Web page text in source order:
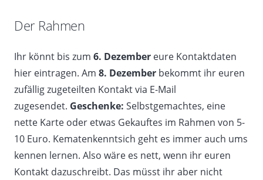
Der Rahmen
Ihr könnt bis zum 6. Dezember eure Kontaktdaten
hier eintragen. Am 8. Dezember bekommt ihr euren
zufällig zugeteilten Kontakt via E-Mail
zugesendet. Geschenke: Selbstgemachtes, eine
nette Karte oder etwas Gekauftes im Rahmen von 5-
10 Euro. Kematenkenntsich geht es immer auch ums
kennen lernen. Also wäre es nett, wenn ihr euren
Kontakt dazuschreibt. Das müsst ihr aber nicht